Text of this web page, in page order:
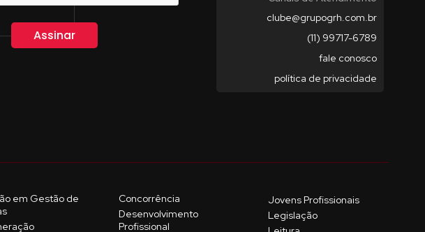
clube@grupogrh.com.br
(11) 99717-6789
fale conosco
política de privacidade
em Gestão de
Concorrência
Desenvolvimento
Profissional
Jovens Profissionais
Legislação